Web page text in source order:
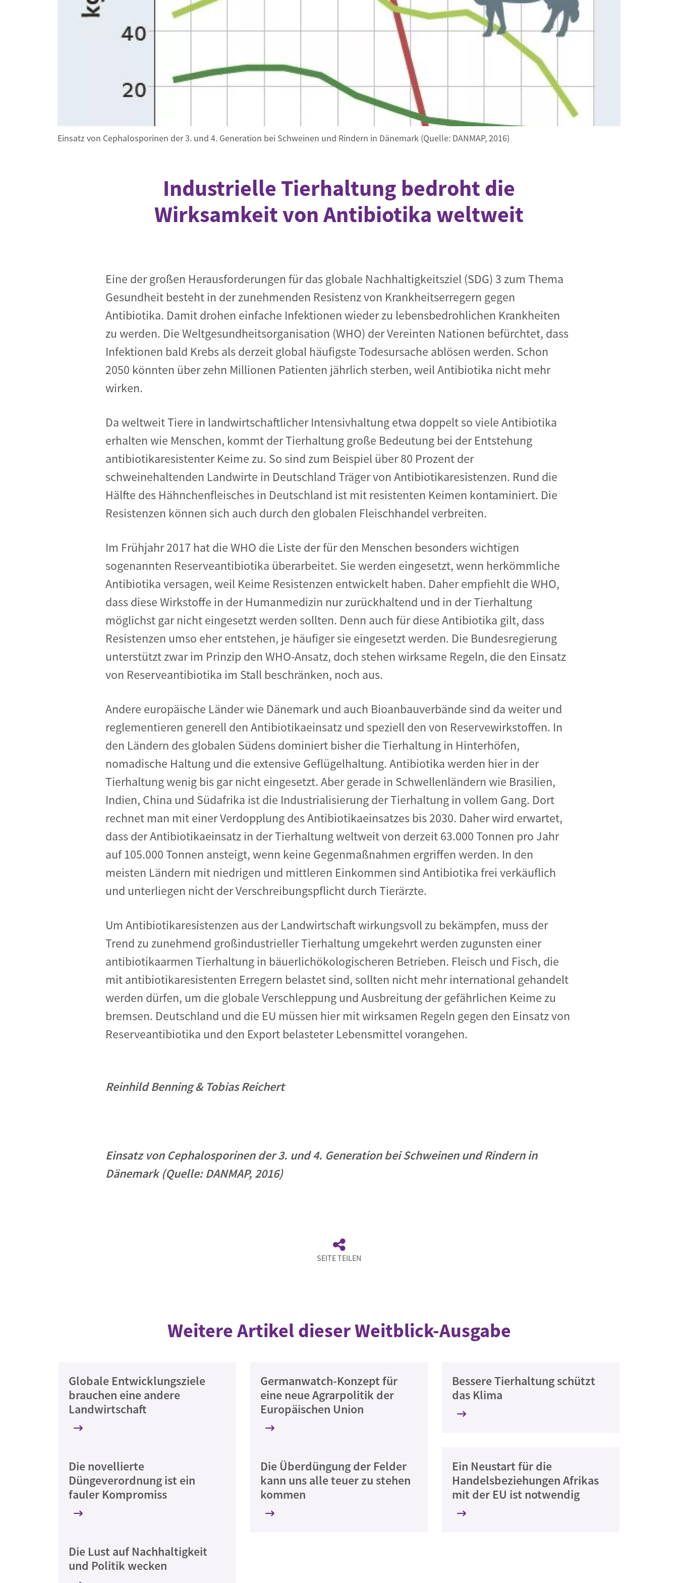
Industrietransformation
Klimafinanzierung
Unternehmensverantwortung
Ressourcen & Kreislaufwirtschaft
Zukunftsfähige Digitalisierung
Klima- und Umweltklagen
Die Klimaklage: Saúl vs. RWE
Zukunftsklage
Einsatz von Cephalosporinen der 3. und 4. Generation bei Schweinen und Rindern in Dänemark (Quelle: DANMAP, 2016)
Industrielle Tierhaltung bedroht die
Wirksamkeit von Antibiotika weltweit
Eine der großen Herausforderungen für das globale Nachhaltigkeitsziel (SDG) 3 zum Thema
Gesundheit besteht in der zunehmenden Resistenz von Krankheitserregern gegen
Antibiotika. Damit drohen einfache Infektionen wieder zu lebensbedrohlichen Krankheiten
zu werden. Die Weltgesundheitsorganisation (WHO) der Vereinten Nationen befürchtet, dass
Infektionen bald Krebs als derzeit global häufigste Todesursache ablösen werden. Schon
2050 könnten über zehn Millionen Patienten jährlich sterben, weil Antibiotika nicht mehr
wirken.
Da weltweit Tiere in landwirtschaftlicher Intensivhaltung etwa doppelt so viele Antibiotika
erhalten wie Menschen, kommt der Tierhaltung große Bedeutung bei der Entstehung
antibiotikaresistenter Keime zu. So sind zum Beispiel über 80 Prozent der
schweinehaltenden Landwirte in Deutschland Träger von Antibiotikaresistenzen. Rund die
Hälfte des Hähnchenfleisches in Deutschland ist mit resistenten Keimen kontaminiert. Die
Resistenzen können sich auch durch den globalen Fleischhandel verbreiten.
Im Frühjahr 2017 hat die WHO die Liste der für den Menschen besonders wichtigen
sogenannten Reserveantibiotika überarbeitet. Sie werden eingesetzt, wenn herkömmliche
Antibiotika versagen, weil Keime Resistenzen entwickelt haben. Daher empfiehlt die WHO,
dass diese Wirkstoffe in der Humanmedizin nur zurückhaltend und in der Tierhaltung
möglichst gar nicht eingesetzt werden sollten. Denn auch für diese Antibiotika gilt, dass
Resistenzen umso eher entstehen, je häufiger sie eingesetzt werden. Die Bundesregierung
unterstützt zwar im Prinzip den WHO-Ansatz, doch stehen wirksame Regeln, die den Einsatz
von Reserveantibiotika im Stall beschränken, noch aus.
Andere europäische Länder wie Dänemark und auch Bioanbauverbände sind da weiter und
reglementieren generell den Antibiotikaeinsatz und speziell den von Reservewirkstoffen. In
den Ländern des globalen Südens dominiert bisher die Tierhaltung in Hinterhöfen,
nomadische Haltung und die extensive Geflügelhaltung. Antibiotika werden hier in der
Tierhaltung wenig bis gar nicht eingesetzt. Aber gerade in Schwellenländern wie Brasilien,
Indien, China und Südafrika ist die Industrialisierung der Tierhaltung in vollem Gang. Dort
rechnet man mit einer Verdopplung des Antibiotikaeinsatzes bis 2030. Daher wird erwartet,
dass der Antibiotikaeinsatz in der Tierhaltung weltweit von derzeit 63.000 Tonnen pro Jahr
auf 105.000 Tonnen ansteigt, wenn keine Gegenmaßnahmen ergriffen werden. In den
meisten Ländern mit niedrigen und mittleren Einkommen sind Antibiotika frei verkäuflich
und unterliegen nicht der Verschreibungspflicht durch Tierärzte.
Um Antibiotikaresistenzen aus der Landwirtschaft wirkungsvoll zu bekämpfen, muss der
Trend zu zunehmend großindustrieller Tierhaltung umgekehrt werden zugunsten einer
antibiotikaarmen Tierhaltung in bäuerlichökologischeren Betrieben. Fleisch und Fisch, die
mit antibiotikaresistenten Erregern belastet sind, sollten nicht mehr international gehandelt
werden dürfen, um die globale Verschleppung und Ausbreitung der gefährlichen Keime zu
bremsen. Deutschland und die EU müssen hier mit wirksamen Regeln gegen den Einsatz von
Reserveantibiotika und den Export belasteter Lebensmittel vorangehen.
Reinhild Benning & Tobias Reichert
Einsatz von Cephalosporinen der 3. und 4. Generation bei Schweinen und Rindern in
Dänemark (Quelle: DANMAP, 2016)
SEITE TEILEN
Weitere Artikel dieser Weitblick-Ausgabe
Globale Entwicklungsziele
brauchen eine andere
Landwirtschaft
Germanwatch-Konzept für
eine neue Agrarpolitik der
Europäischen Union
Bessere Tierhaltung schützt
das Klima
Die novellierte
Düngeverordnung ist ein
fauler Kompromiss
Die Überdüngung der Felder
kann uns alle teuer zu stehen
kommen
Ein Neustart für die
Handelsbeziehungen Afrikas
mit der EU ist notwendig
Die Lust auf Nachhaltigkeit
und Politik wecken